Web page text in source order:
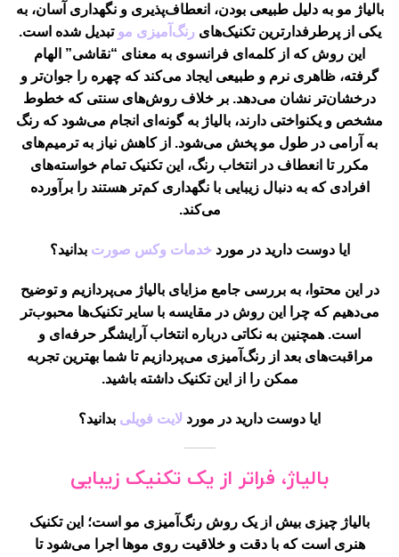
بالیاژ مو به دلیل طبیعی بودن، انعطاف‌پذیری و نگهداری آسان، به
یکی از پرطرفدارترین تکنیک‌های رنگ‌آمیزی مو تبدیل شده است.
این روش که از کلمه‌ای فرانسوی به معنای “نقاشی” الهام
گرفته، ظاهری نرم و طبیعی ایجاد می‌کند که چهره را جوان‌تر و
درخشان‌تر نشان می‌دهد. بر خلاف روش‌های سنتی که خطوط
مشخص و یکنواختی دارند، بالیاژ به گونه‌ای انجام می‌شود که رنگ
به آرامی در طول مو پخش می‌شود. از کاهش نیاز به ترمیم‌های
مکرر تا انعطاف در انتخاب رنگ، این تکنیک تمام خواسته‌های
افرادی که به دنبال زیبایی با نگهداری کم‌تر هستند را برآورده
می‌کند.
ایا دوست دارید در موردخدمات وکس صورت بدانید؟
در این محتوا، به بررسی جامع مزایای بالیاژ می‌پردازیم و توضیح
می‌دهیم که چرا این روش در مقایسه با سایر تکنیک‌ها محبوب‌تر
است. همچنین به نکاتی درباره انتخاب آرایشگر حرفه‌ای و
مراقبت‌های بعد از رنگ‌آمیزی می‌پردازیم تا شما بهترین تجربه
ممکن را از این تکنیک داشته باشید.
ایا دوست دارید در مورد لایت فویلی بدانید؟
بالیاژ، فراتر از یک تکنیک زیبایی
بالیاژ چیزی بیش از یک روش رنگ‌آمیزی مو است؛ این تکنیک
هنری است که با دقت و خلاقیت روی موها اجرا می‌شود تا